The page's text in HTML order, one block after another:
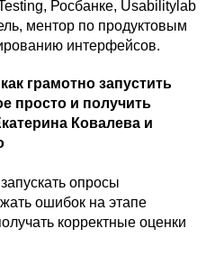
Росбанке, Usabilitylab
ментор по продуктовым
интерфейсов.
грамотно запустить
просто и получить
Ковалева и
опросы
ошибок на этапе
корректные оценки